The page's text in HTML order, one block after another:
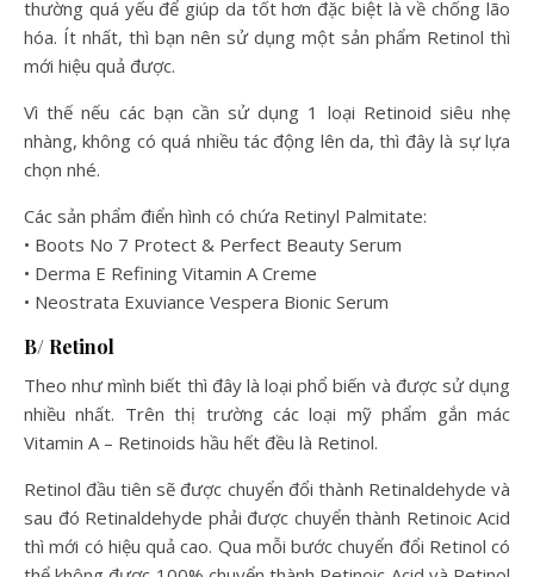
thường quá yếu để giúp da tốt hơn đặc biệt là về chống lão
hóa. Ít nhất, thì bạn nên sử dụng một sản phẩm Retinol thì
mới hiệu quả được.
Vì thế nếu các bạn cần sử dụng 1 loại Retinoid siêu nhẹ
nhàng, không có quá nhiều tác động lên da, thì đây là sự lựa
chọn nhé.
Các sản phẩm điển hình có chứa Retinyl Palmitate:
• Boots No 7 Protect & Perfect Beauty Serum
• Derma E Refining Vitamin A Creme
• Neostrata Exuviance Vespera Bionic Serum
B/ Retinol
Theo như mình biết thì đây là loại phổ biến và được sử dụng
nhiều nhất. Trên thị trường các loại mỹ phẩm gắn mác
Vitamin A – Retinoids hầu hết đều là Retinol.
Retinol đầu tiên sẽ được chuyển đổi thành Retinaldehyde và
sau đó Retinaldehyde phải được chuyển thành Retinoic Acid
thì mới có hiệu quả cao. Qua mỗi bước chuyển đổi Retinol có